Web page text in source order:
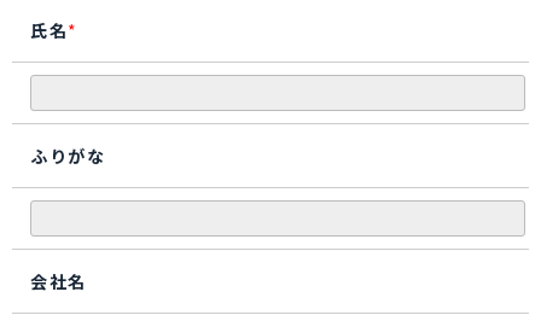
氏名*
ふりがな
会社名